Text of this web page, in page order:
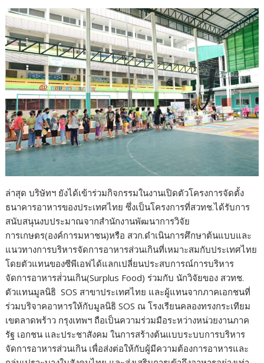
ล่าสุด บริษัทฯ ยังได้เข้าร่วมกิจกรรมในงานเปิดตัวโครงการจัดตั้ง
ธนาคารอาหารของประเทศไทย ซึ่งเป็นโครงการที่สวทช.ได้รับการ
สนับสนุนงบประมาณจากสำนักงานพัฒนาการวิจัย
การเกษตร(องค์การมหาชน)หรือ สวก.ดำเนินการศึกษาต้นแบบและ
แนวทางการบริหารจัดการอาหารส่วนเกินที่เหมาะสมกับประเทศไทย
โดยตัวแทนของซีพีเอฟได้แลกเปลี่ยนประสบการณ์การบริหาร
จัดการอาหารส่่วนเกิน(Surplus Food) ร่วมกับ นักวิจัยของ สวทช.
ตัวแทนมูลนิธิ SOS สาขาประเทศไทย และผู้แทนจากภาคเอกชนที่
ร่วมบริจาคอาหารให้กับมูลนิธิ SOS ณ โรงเรียนคลองทรงกระเทียม
เขตลาดพร้าว กรุงเทพฯ ถือเป็นความร่วมมือระหว่างหน่วยงานภาค
รัฐ เอกชน และประชาสังคม ในการสร้างต้นแบบระบบการบริหาร
จัดการอาหารส่วนเกิน เพื่อส่งต่อให้กับผู้มีความต้องการอาหารและ